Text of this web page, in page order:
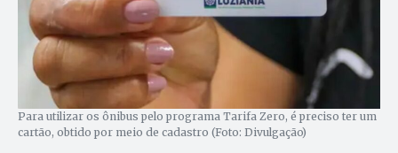
Para utilizar os ônibus pelo programa Tarifa Zero, é preciso ter um
cartão, obtido por meio de cadastro (Foto: Divulgação)